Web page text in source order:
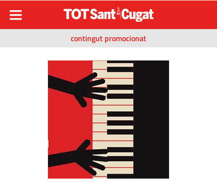
contingut promocionat